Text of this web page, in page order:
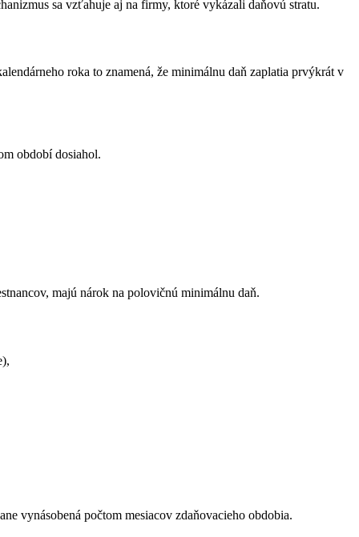
sa vzťahuje aj na firmy, ktoré vykázali daňovú stratu.
roka to znamená, že minimálnu daň zaplatia prvýkrát v
období dosiahol.
majú nárok na polovičnú minimálnu daň.
vynásobená počtom mesiacov zdaňovacieho obdobia.